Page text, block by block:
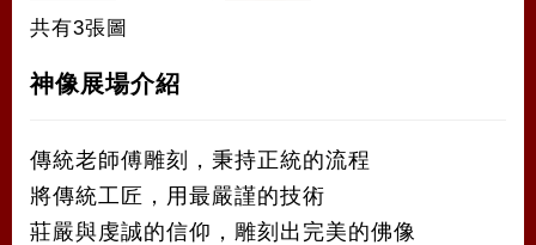
共有3張圖
神像展場介紹
傳統老師傅雕刻，秉持正統的流程
將傳統工匠，用最嚴謹的技術
莊嚴與虔誠的信仰，雕刻出完美的佛像